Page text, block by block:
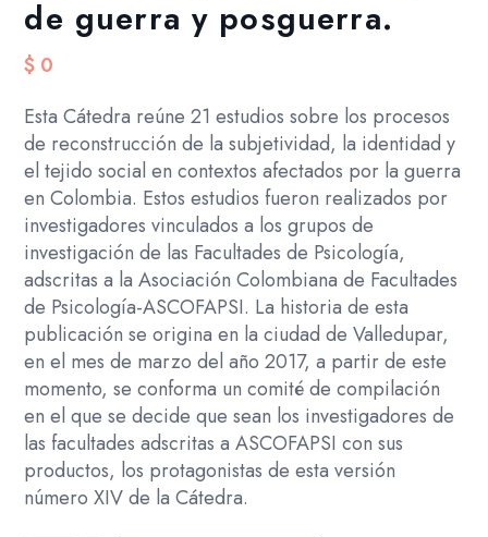
de guerra y posguerra.
$ 0
Esta Cátedra reúne 21 estudios sobre los procesos
de reconstrucción de la subjetividad, la identidad y
el tejido social en contextos afectados por la guerra
en Colombia. Estos estudios fueron realizados por
investigadores vinculados a los grupos de
investigación de las Facultades de Psicología,
adscritas a la Asociación Colombiana de Facultades
de Psicología-ASCOFAPSI. La historia de esta
publicación se origina en la ciudad de Valledupar,
en el mes de marzo del año 2017, a partir de este
momento, se conforma un comité de compilación
en el que se decide que sean los investigadores de
las facultades adscritas a ASCOFAPSI con sus
productos, los protagonistas de esta versión
número XIV de la Cátedra.